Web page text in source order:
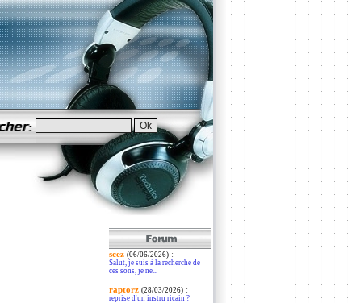
scez (06/06/2026):
Salut, je suis à la recherche de
ces sons, je ne...
raptorz (28/03/2026):
reprise d'un instru ricain ?